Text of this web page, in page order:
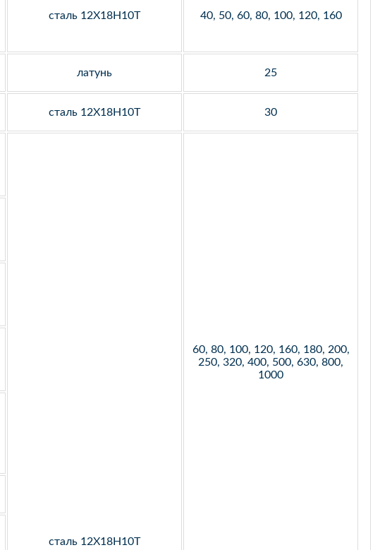
сталь 12Х18Н10Т 40, 50, 60, 80, 100, 120, 160
латунь 25
сталь 12Х18Н10Т 30
сталь 12Х18Н10Т
60, 80, 100, 120, 160, 180, 200,
250, 320, 400, 500, 630, 800,
1000